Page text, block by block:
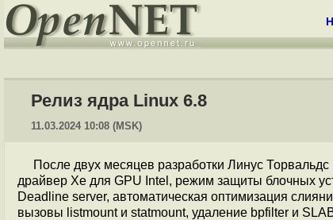
Релиз ядра Linux 6.8
11.03.2024 10:08 (MSK)
После двух месяцев разработки Линус Торвальдс
драйвер Xe для GPU Intel, режим защиты блочных
Deadline server, автоматическая оптимизация
вызовы listmount и statmount, удаление bpfilter и